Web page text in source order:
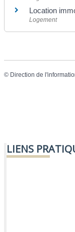
Location
Logement
© Direction de
LIENS